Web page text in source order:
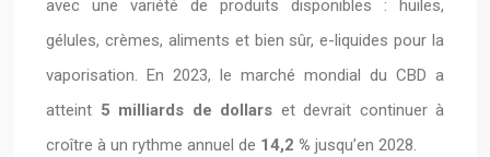
avec une variété de produits disponibles : huiles,
gélules, crèmes, aliments et bien sûr, e-liquides pour la
vaporisation. En 2023, le marché mondial du CBD a
atteint 5 milliards de dollars et devrait continuer à
croître à un rythme annuel de 14,2 % jusqu’en 2028.